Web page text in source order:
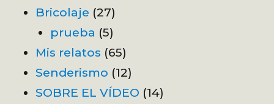
Bricolaje (27)
prueba (5)
Mis relatos (65)
Senderismo (12)
SOBRE EL VÍDEO (14)